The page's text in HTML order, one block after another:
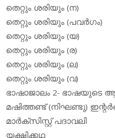
തെറ്റും ശരിയും (ന)
തെറ്റും ശരിയും (പവര്‍ഗം)
തെറ്റും ശരിയും (യ)
തെറ്റും ശരിയും (ര)
തെറ്റും ശരിയും (ല)
തെറ്റും ശരിയും (വ)
ഭാഷാജാലം 2- ഭാഷയുടെ
മഷിത്തണ്ട് (നിഘണ്ടു)
മാര്‍ക്‌സിസ്റ്റ് പദാവലി
യക്ഷിക്കഥ